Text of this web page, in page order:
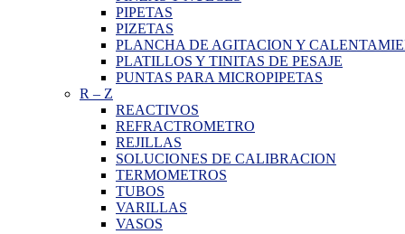
PIPETAS
PIZETAS
PLANCHA DE AGITACION Y
PLATILLOS Y TINITAS DE PESAJE
PUNTAS PARA MICROPIPETAS
R – Z
REACTIVOS
REFRACTROMETRO
REJILLAS
SOLUCIONES DE CALIBRACION
TERMOMETROS
TUBOS
VARILLAS
VASOS